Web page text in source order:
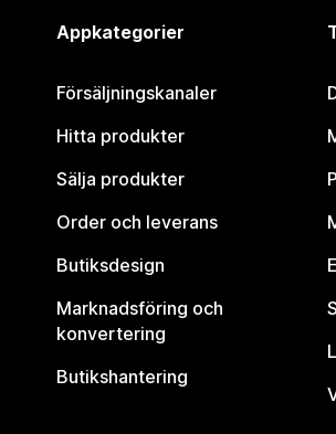
Appkategorier
Försäljningskanaler
Hitta produkter
Sälja produkter
Order och leverans
Butiksdesign
Marknadsföring och
konvertering
Butikshantering